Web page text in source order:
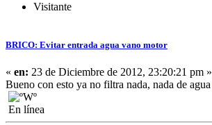
Visitante
BRICO: Evitar entrada agua vano motor
« en: 23 de Diciembre de 2012, 23:20:21 pm »
Bueno con esto ya no filtra nada, nada de agua
En línea